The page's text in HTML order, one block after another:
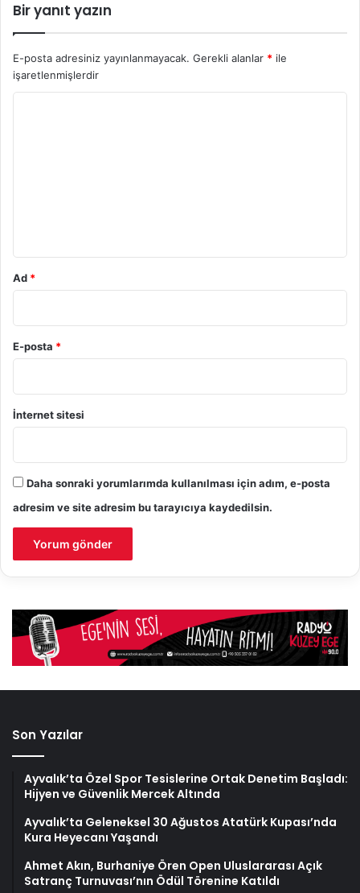
Bir yanıt yazın
E-posta adresiniz yayınlanmayacak. Gerekli alanlar * ile
işaretlenmişlerdir
Ad *
E-posta *
İnternet sitesi
Daha sonraki yorumlarımda kullanılması için adım, e-posta
adresim ve site adresim bu tarayıcıya kaydedilsin.
Son Yazılar
Ayvalık’ta Özel Spor Tesislerine Ortak Denetim Başladı:
Hijyen ve Güvenlik Mercek Altında
Ayvalık’ta Geleneksel 30 Ağustos Atatürk Kupası’nda
Kura Heyecanı Yaşandı
Ahmet Akın, Burhaniye Ören Open Uluslararası Açık
Satranç Turnuvası’nın Ödül Törenine Katıldı